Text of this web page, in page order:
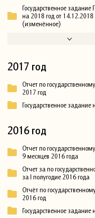
Государственное
на 2018 год от 14.12.2018
(изменённое)
2017 год
Отчет по
2017 год
Государственное задание
2016 год
Отчет по
9 месяцев 2016 года
Отчет за по
за I полугодие 2016 года
Отчёт по
2016 год
Государственное задание